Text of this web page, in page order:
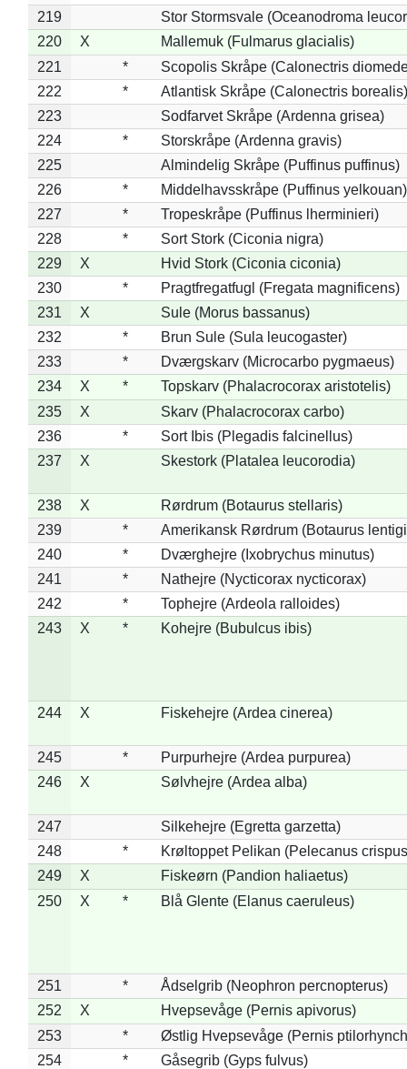
219
Stor Stormsvale (Oceanodroma
220
X
Mallemuk (Fulmarus glacialis)
221
*
Scopolis Skråpe (Calonectris
222
*
Atlantisk Skråpe (Calonectris borealis)
223
Sodfarvet Skråpe (Ardenna grisea)
224
*
Storskråpe (Ardenna gravis)
225
Almindelig Skråpe (Puffinus puffinus)
226
*
Middelhavsskråpe (Puffinus yelkouan)
227
*
Tropeskråpe (Puffinus lherminieri)
228
*
Sort Stork (Ciconia nigra)
229
X
Hvid Stork (Ciconia ciconia)
230
*
Pragtfregatfugl (Fregata magnificens)
231
X
Sule (Morus bassanus)
232
*
Brun Sule (Sula leucogaster)
233
*
Dværgskarv (Microcarbo pygmaeus)
234
X *
Topskarv (Phalacrocorax aristotelis)
235
X
Skarv (Phalacrocorax carbo)
236
*
Sort Ibis (Plegadis falcinellus)
237
X Skestork (Platalea leucorodia)
238 X
Rørdrum (Botaurus stellaris)
239
*
Amerikansk Rørdrum (Botaurus
240
*
Dværghejre (Ixobrychus minutus)
241
*
Nathejre (Nycticorax nycticorax)
242
*
Tophejre (Ardeola ralloides)
243
X * Kohejre (Bubulcus ibis)
244 X Fiskehejre (Ardea cinerea)
245 *
Purpurhejre (Ardea purpurea)
246
X Sølvhejre (Ardea alba)
247
Silkehejre (Egretta garzetta)
248
*
Krøltoppet Pelikan (Pelecanus
249
X
Fiskeørn (Pandion haliaetus)
250
X * Blå Glente (Elanus caeruleus)
251 *
Ådselgrib (Neophron percnopterus)
252
X
Hvepsevåge (Pernis apivorus)
253
*
Østlig Hvepsevåge (Pernis
254
*
Gåsegrib (Gyps fulvus)